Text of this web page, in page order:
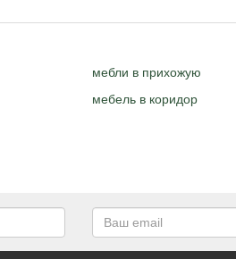
мебли в прихожую
мебель в коридор